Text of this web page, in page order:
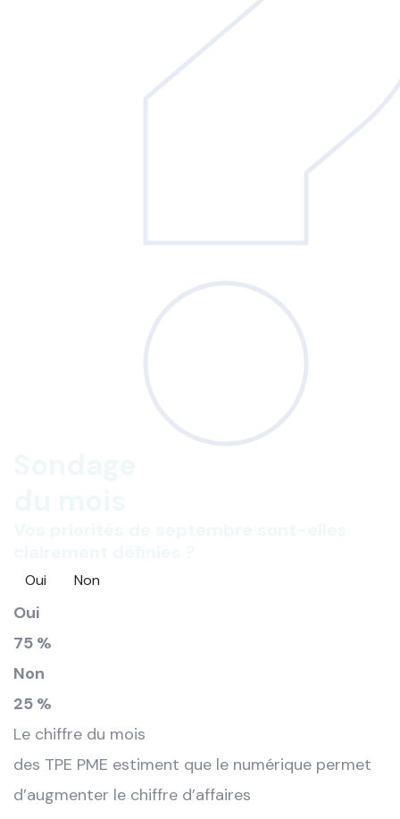
Oui Non
Oui
75 %
Non
25 %
Le chiffre du mois
des TPE PME estiment que le numérique permet
d’augmenter le chiffre d’affaires